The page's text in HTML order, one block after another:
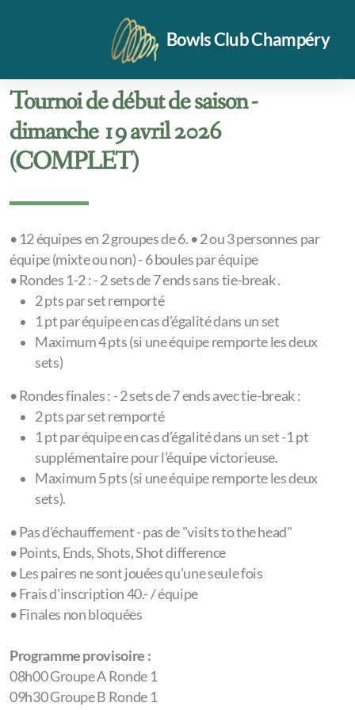
Bowls Club Champéry
Tournoi de début de saison -
dimanche 19 avril 2026
(COMPLET)
•⁠ ⁠12 équipes en 2 groupes de 6. •⁠ ⁠2 ou 3 personnes par
équipe (mixte ou non) - 6 boules par équipe
•⁠ ⁠Rondes 1-2 : - 2 sets de 7 ends sans tie-break .
2 pts par set remporté
1 pt par équipe en cas d’égalité dans un set
Maximum 4 pts (si une équipe remporte les deux
sets)
•⁠ ⁠Rondes finales : - 2 sets de 7 ends avec tie-break :
2 pts par set remporté
1 pt par équipe en cas d’égalité dans un set -1 pt
supplémentaire pour l’équipe victorieuse.
Maximum 5 pts (si une équipe remporte les deux
sets).
•⁠ ⁠Pas d'échauffement - pas de "visits to the head"
•⁠ ⁠Points, Ends, Shots, Shot difference
•⁠ ⁠Les paires ne sont jouées qu'une seule fois
•⁠ ⁠Frais d'inscription 40.- / équipe
•⁠ ⁠Finales non bloquées
Programme provisoire :
08h00 Groupe A Ronde 1
09h30 Groupe B Ronde 1
Vidéos
Notre halle
Disponibilité halle été 26
Entraînements
Formulaire d'inscription
Tarifs publiques
Tournois internes
Equipes inscrites
Tarifs saison 26
Tournois à Champéry
Winter Session 2027
Bowls Champéry Trophy
Archives tournois